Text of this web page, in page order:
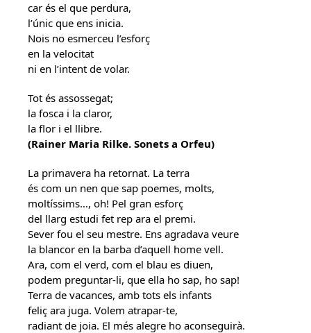
car és el que perdura,
l’únic que ens inicia.
Nois no esmerceu l’esforç
en la velocitat
ni en l’intent de volar.
Tot és assossegat;
la fosca i la claror,
la flor i el llibre.
(Rainer Maria Rilke. Sonets a Orfeu)
La primavera ha retornat. La terra
és com un nen que sap poemes, molts,
moltíssims…, oh! Pel gran esforç
del llarg estudi fet rep ara el premi.
Sever fou el seu mestre. Ens agradava veure
la blancor en la barba d’aquell home vell.
Ara, com el verd, com el blau es diuen,
podem preguntar-li, que ella ho sap, ho sap!
Terra de vacances, amb tots els infants
feliç ara juga. Volem atrapar-te,
radiant de joia. El més alegre ho aconseguirà.